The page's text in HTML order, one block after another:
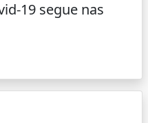
19 segue nas